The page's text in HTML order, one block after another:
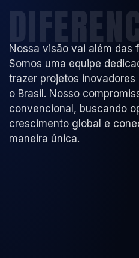
Nossa visão vai além das
Somos uma equipe
trazer projetos
o Brasil. Nosso
convencional, buscando
crescimento global e
maneira única.